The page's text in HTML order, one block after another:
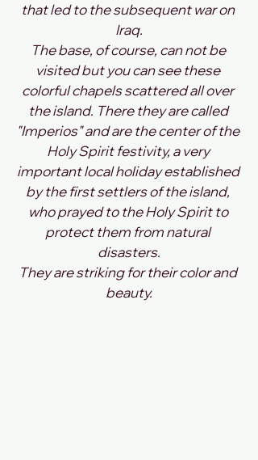
that led to the subsequent war on
Iraq.
The base, of course, can not be
visited but you can see these
colorful chapels scattered all over
the island. There they are called
"Imperios" and are the center of the
Holy Spirit festivity, a very
important local holiday established
by the first settlers of the island,
who prayed to the Holy Spirit to
protect them from natural
disasters.
They are striking for their color and
beauty.